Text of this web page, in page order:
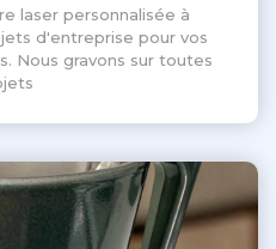
laser personnalisée à
d'entreprise pour vos
Nous gravons sur toutes